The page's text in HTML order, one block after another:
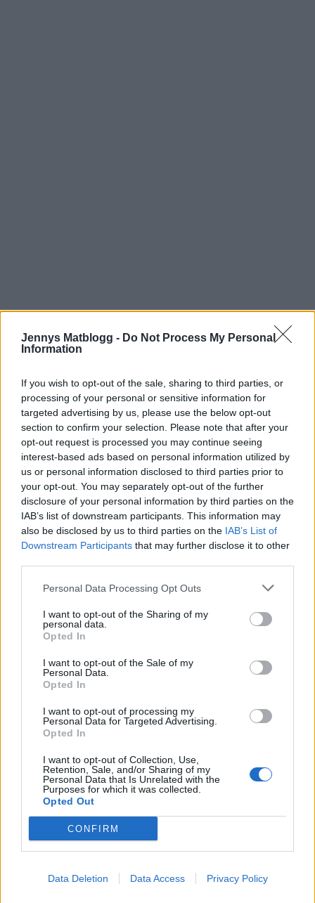
Jennys Matblogg - Do Not Process My Personal
Information
If you wish to opt-out of the sale, sharing to third parties, or
processing of your personal or sensitive information for
targeted advertising by us, please use the below opt-out
section to confirm your selection. Please note that after your
opt-out request is processed you may continue seeing
interest-based ads based on personal information utilized by
us or personal information disclosed to third parties prior to
your opt-out. You may separately opt-out of the further
disclosure of your personal information by third parties on the
IAB’s list of downstream participants. This information may
also be disclosed by us to third parties on the IAB’s List of
Downstream Participants that may further disclose it to other
Personal Data Processing Opt Outs
I want to opt-out of the Sharing of my
personal data.
Opted In
I want to opt-out of the Sale of my
Personal Data.
Opted In
I want to opt-out of processing my
Personal Data for Targeted Advertising.
Opted In
I want to opt-out of Collection, Use,
Retention, Sale, and/or Sharing of my
Personal Data that Is Unrelated with the
Purposes for which it was collected.
Opted Out
CONFIRM
Data Deletion Data Access Privacy Policy
Prenumerera
{} [+]
COMMENTS
äldsta
Josefin Karlsson
11 år sedan
Det här receptet skiljer sig lite från dina andra med
mjölkchoklad. Varför? Är det annorlunda med mörk
choklad? Tex är det ingen sirap i detta och smöret ska
koka med från början istället för att läggas i efteråt. Blir
konsistensen den samma? Har gjort lakritsfudge och
Svara
Reply toJosefin Karlsson
Denna blir en smuligare fudge 🙂 Det är en smaksak hur